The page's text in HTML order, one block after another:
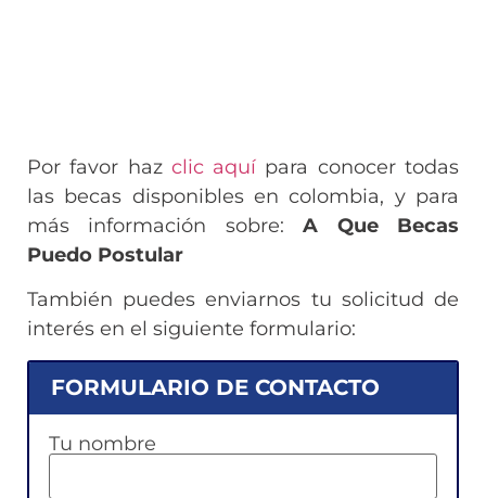
Por favor haz clic aquí para conocer todas
las becas disponibles en colombia, y para
más información sobre:A Que Becas
Puedo Postular
También puedes enviarnos tu solicitud de
interés en el siguiente formulario:
FORMULARIO DE CONTACTO
Tu nombre